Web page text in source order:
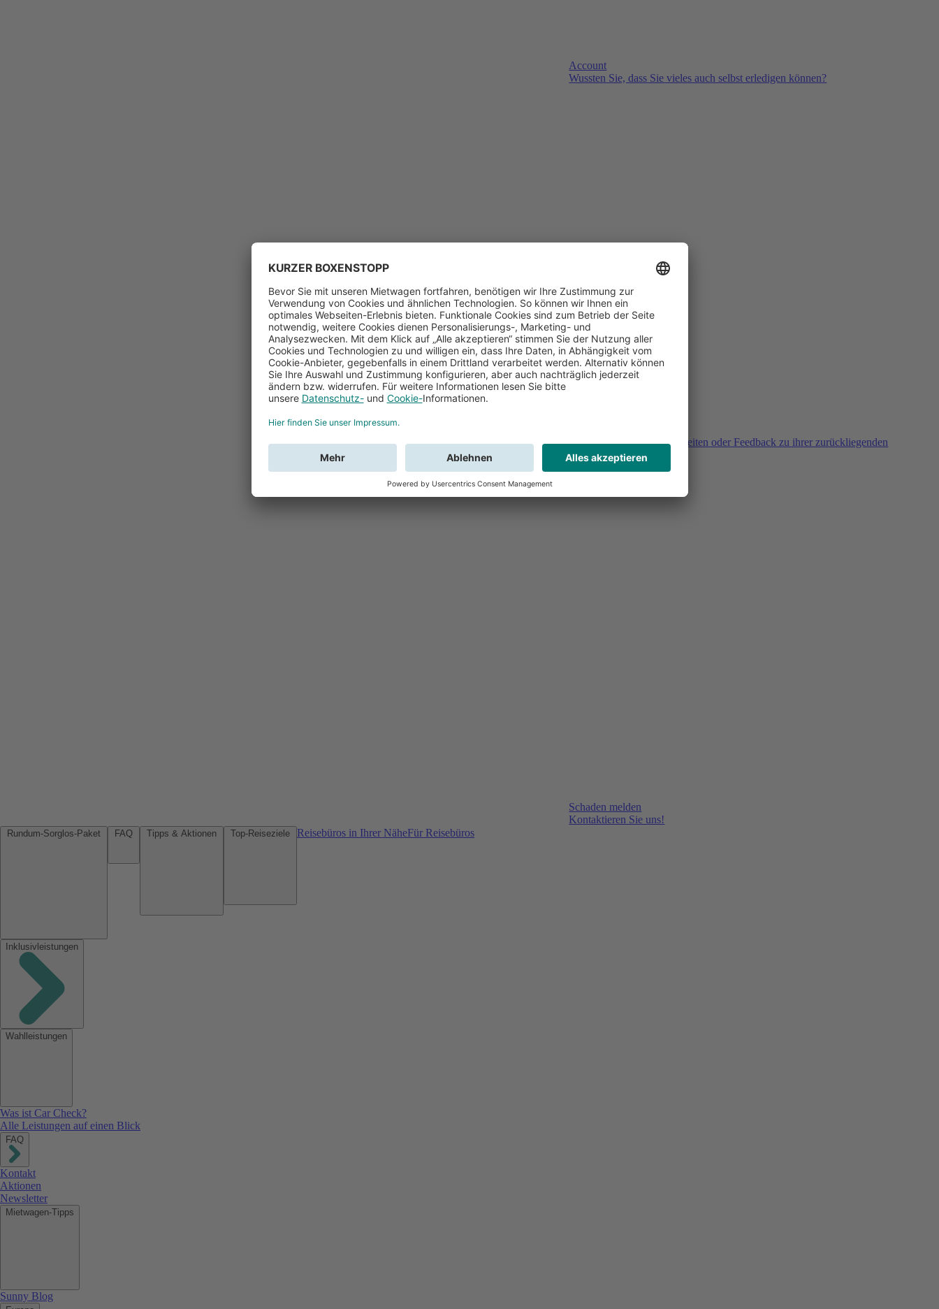
Account
Wussten Sie, dass Sie vieles auch selbst erledigen können?
Sie haben Fragen, Unklarheiten oder Feedback zu ihrer zurückliegenden
Buchung?
Schaden melden
Kontaktieren Sie uns!
Reisebüros in Ihrer NäheFür Reisebüros
Inklusivleistungen
Wahlleistungen
Was ist Car Check?
Alle Leistungen auf einen Blick
FAQ
Kontakt
Aktionen
Newsletter
Mietwagen-Tipps
Sunny Blog